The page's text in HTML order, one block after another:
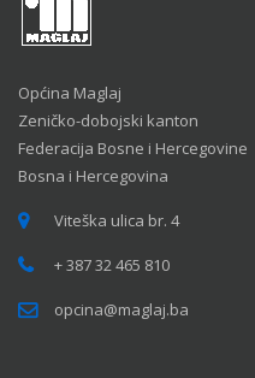
Općina Maglaj
Zeničko-dobojski kanton
Federacija Bosne i Hercegovine
Bosna i Hercegovina
Viteška ulica br. 4
+ 387 32 465 810
opcina@maglaj.ba